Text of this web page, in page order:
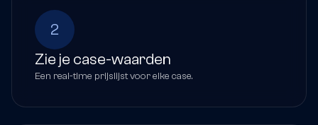
2
Zie je case-waarden
Een real-time prijslijst voor elke case.